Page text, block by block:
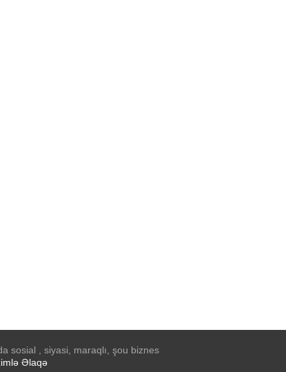
sosial , siyasi, maraqlı, şou biznes
Əlaqə